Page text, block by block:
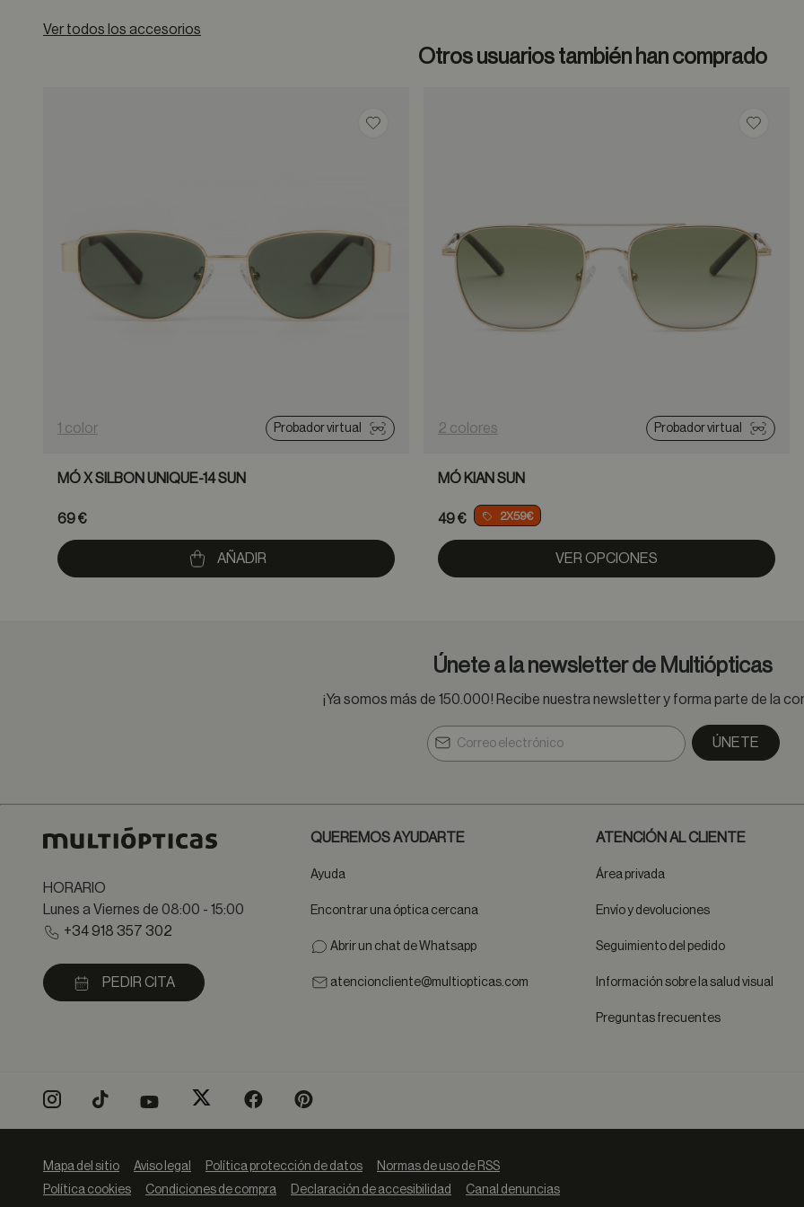
Ver todos los accesorios
Otros usuarios también han comprado
Guardar en favoritos
1 color Probador virtual
MÓ X SILBON UNIQUE-14 SUN
69 €
AÑADIR
2 colores Probador virtual
MÓ KIAN SUN
49 € 2X59€
VER OPCIONES
Únete a la newsletter de Multiópticas
¡Ya somos más de 150.000! Recibe nuestra newsletter y forma parte de la
ÚNETE
HORARIO
Lunes a Viernes de 08:00 - 15:00
+34 918 357 302
PEDIR CITA
QUEREMOS AYUDARTE
Ayuda
Encontrar una óptica cercana
Abrir un chat de Whatsapp
atencioncliente@multiopticas.com
ATENCIÓN AL CLIENTE
Área privada
Envío y devoluciones
Seguimiento del pedido
Información sobre la salud visual
Preguntas frecuentes
Mapa del sitio Aviso legal Política protección de datos
Normas de uso de RSS
Política cookies
Condiciones de compra Declaración de accesibilidad Canal denuncias